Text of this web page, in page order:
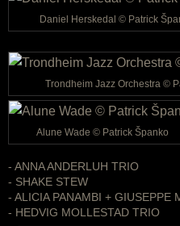
Daniel Herskedal © Patrick
Trondheim Jazz Orchestra ©
Alune Wade © Patrick Španko
- ANNA ANDERLUH TRIO
- SHAKE STEW
- ALICIA PANAMBI + GIUSEPPE
- HEDVIG MOLLESTAD TRIO